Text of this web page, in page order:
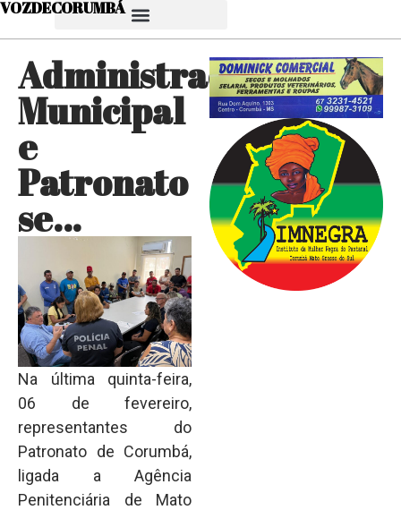
VOZDECORUMBÁ
Administração
Municipal
e
Patronato
se…
Na última quinta-feira,
06 de fevereiro,
representantes do
Patronato de Corumbá,
ligada a Agência
Penitenciária de Mato